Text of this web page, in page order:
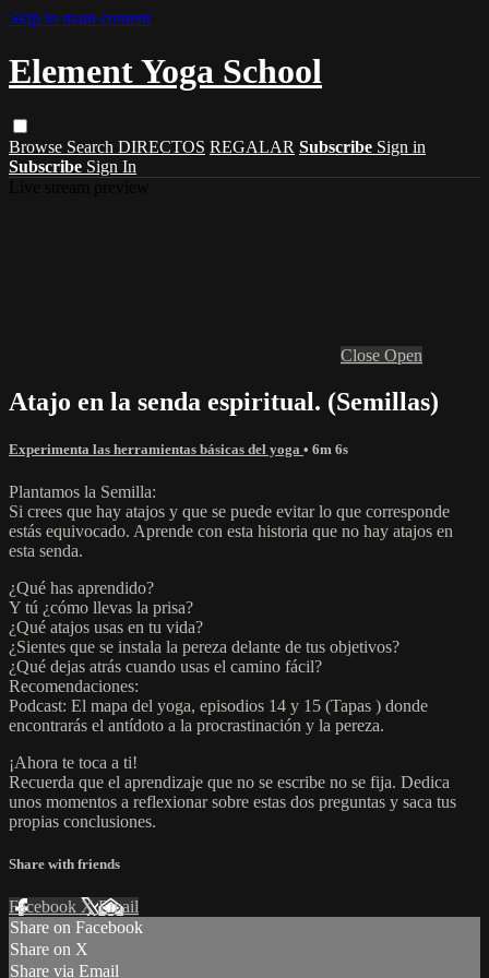
Skip to main content
Element Yoga School
Browse Search DIRECTOS REGALAR Subscribe Sign in
Subscribe Sign In
Close Open
Atajo en la senda espiritual. (Semillas)
Experimenta las herramientas básicas del yoga • 6m 6s
Plantamos la Semilla:
Si crees que hay atajos y que se puede evitar lo que corresponde
estás equivocado. Aprende con esta historia que no hay atajos en
esta senda.
¿Qué has aprendido?
Y tú ¿cómo llevas la prisa?
¿Qué atajos usas en tu vida?
¿Sientes que se instala la pereza delante de tus objetivos?
¿Qué dejas atrás cuando usas el camino fácil?
Recomendaciones:
Podcast: El mapa del yoga, episodios 14 y 15 (Tapas ) donde
encontrarás el antídoto a la procrastinación y la pereza.
¡Ahora te toca a ti!
Recuerda que el aprendizaje que no se escribe no se fija. Dedica
unos momentos a reflexionar sobre estas dos preguntas y saca tus
propias conclusiones.
Share with friends
Facebook XEmail
Share on Facebook
Share on X
Share via Email